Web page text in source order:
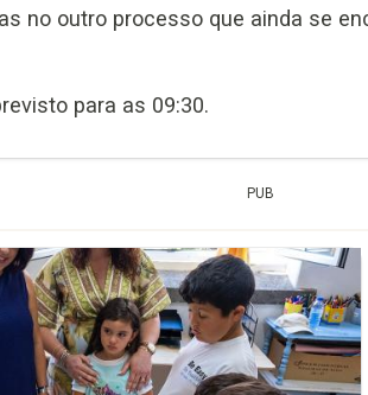
no outro processo que ainda se
para as 09:30.
PUB